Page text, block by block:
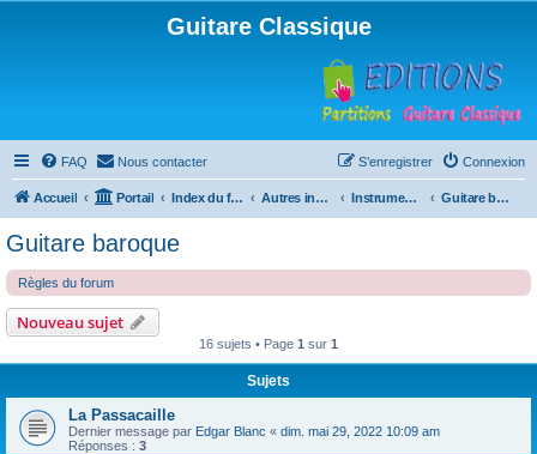
Guitare Classique
FAQ Nous contacter Connexion
S’enregistrer
Accueil Portail Index du forum Autres instruments à cordes pincées, ou styles Instruments anciens Guitare baroque
Guitare baroque
Règles du forum
Nouveau sujet
16 sujets • Page 1 sur 1
Sujets
La Passacaille
Dernier message par Edgar Blanc « dim. mai 29, 2022 10:09 am
Réponses : 3